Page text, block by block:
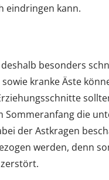
eindringen kann.
besonders
kranke Äste
die
der Astkragen
werden, denn